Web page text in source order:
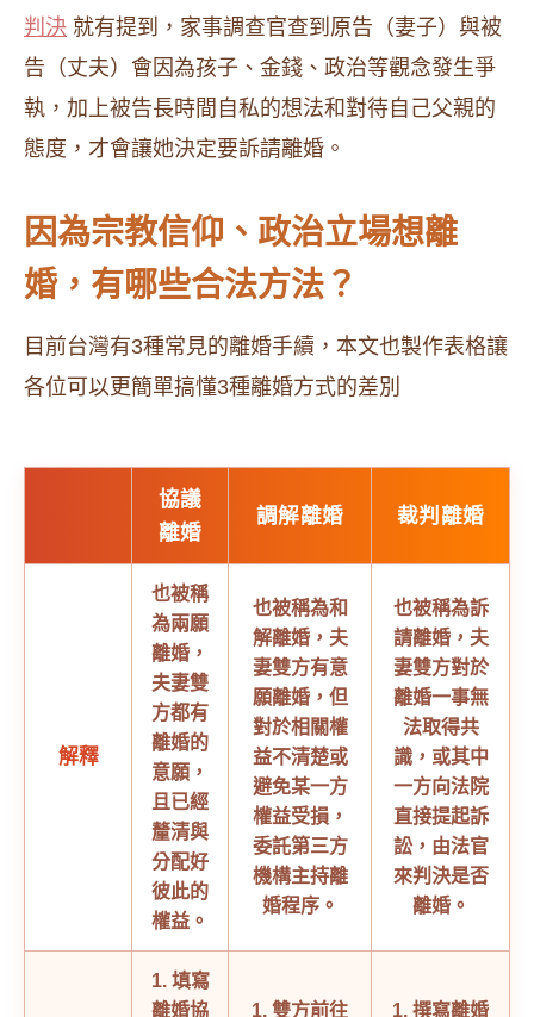
判決 就有提到，家事調查官查到原告（妻子）與被
告（丈夫）會因為孩子、金錢、政治等觀念發生爭
執，加上被告長時間自私的想法和對待自己父親的
態度，才會讓她決定要訴請離婚。
因為宗教信仰、政治立場想離
婚，有哪些合法方法？
目前台灣有3種常見的離婚手續，本文也製作表格讓
各位可以更簡單搞懂3種離婚方式的差別
協議
離婚
調解離婚 裁判離婚
解釋
也被稱
為兩願
離婚，
夫妻雙
方都有
離婚的
意願，
且已經
釐清與
分配好
彼此的
權益。
也被稱為和
解離婚，夫
妻雙方有意
願離婚，但
對於相關權
益不清楚或
避免某一方
權益受損，
委託第三方
機構主持離
婚程序。
也被稱為訴
請離婚，夫
妻雙方對於
離婚一事無
法取得共
識，或其中
一方向法院
直接提起訴
訟，由法官
來判決是否
離婚。
1. 填寫
離婚協
1. 雙方前往 1. 撰寫離婚